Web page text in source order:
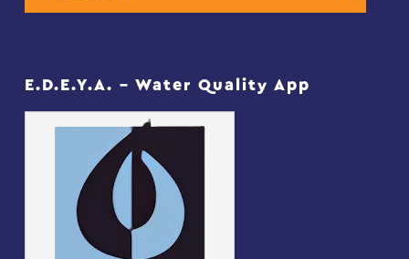
E.D.E.Y.A. – Water Quality App